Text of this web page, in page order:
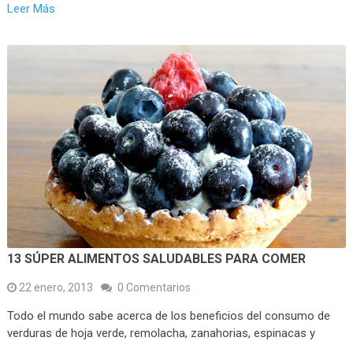
Leer Más
13 SÚPER ALIMENTOS SALUDABLES PARA COMER
22 enero, 2013 0 Comentarios
Todo el mundo sabe acerca de los beneficios del consumo de
verduras de hoja verde, remolacha, zanahorias, espinacas y